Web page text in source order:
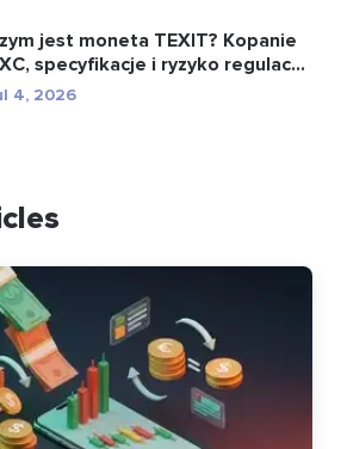
jest moneta TEXIT? Kopanie
specyfikacje i ryzyko regulac...
4, 2026